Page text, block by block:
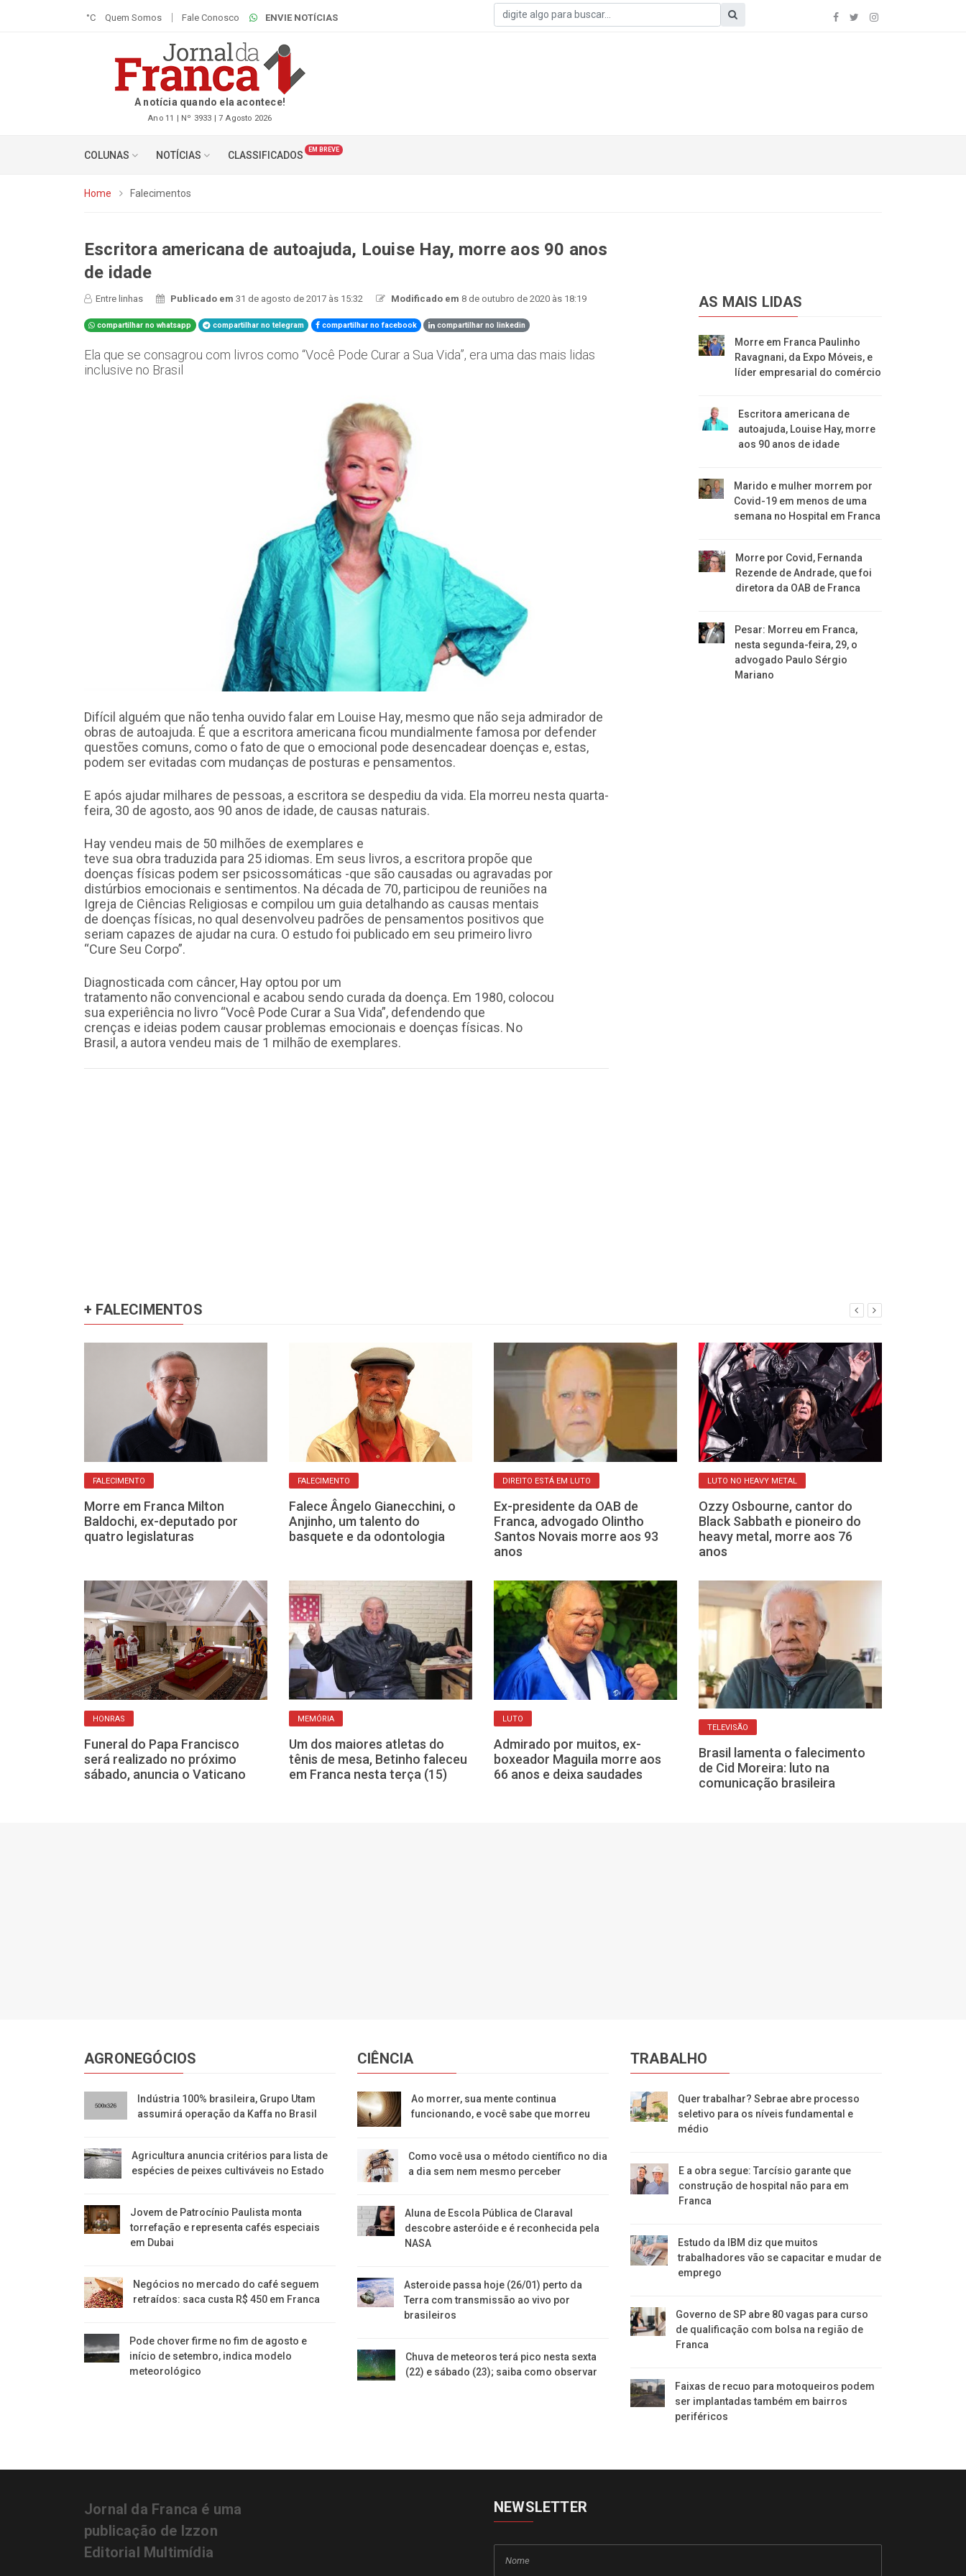
°C Quem Somos Fale Conosco ENVIE NOTÍCIAS
A notícia quando ela acontece!
Ano 11 | Nº 3933 | 7 Agosto 2026
COLUNAS NOTÍCIAS CLASSIFICADOS EM BREVE
Home Falecimentos
Escritora americana de autoajuda, Louise Hay, morre aos 90 anos
de idade
Entre linhas Publicado em31 de agosto de 2017 às 15:32 Modificado em 8 de outubro de 2020 às 18:19
compartilhar no whatsapp compartilhar no telegram compartilhar no facebook compartilhar no linkedin
Ela que se consagrou com livros como “Você Pode Curar a Sua Vida”, era uma das mais lidas
inclusive no Brasil
​Difícil alguém que não tenha ouvido falar em Louise Hay, mesmo que não seja admirador de
obras de autoajuda. É que a escritora americana ficou mundialmente famosa por defender
questões comuns, como o fato de que o emocional pode desencadear doenças e, estas,
podem ser evitadas com mudanças de posturas e pensamentos.
E após ajudar milhares de pessoas, a escritora se despediu da vida. Ela morreu nesta quarta-
feira, 30 de agosto, aos 90 anos de idade, de causas naturais.
Hay vendeu mais de 50 milhões de exemplares e
teve sua obra traduzida para 25 idiomas. Em seus livros, a escritora propõe que
doenças físicas podem ser psicossomáticas -que são causadas ou agravadas por
distúrbios emocionais e sentimentos. Na década de 70, participou de reuniões na
Igreja de Ciências Religiosas e compilou um guia detalhando as causas mentais
de doenças físicas, no qual desenvolveu padrões de pensamentos positivos que
seriam capazes de ajudar na cura. O estudo foi publicado em seu primeiro livro
“Cure Seu Corpo”.
Diagnosticada com câncer, Hay optou por um
tratamento não convencional e acabou sendo curada da doença. Em 1980, colocou
sua experiência no livro “Você Pode Curar a Sua Vida”, defendendo que
crenças e ideias podem causar problemas emocionais e doenças físicas. No
Brasil, a autora vendeu mais de 1 milhão de exemplares.
AS MAIS LIDAS
Morre em Franca Paulinho
Ravagnani, da Expo Móveis, e
líder empresarial do comércio
Escritora americana de
autoajuda, Louise Hay, morre
aos 90 anos de idade
Marido e mulher morrem por
Covid-19 em menos de uma
semana no Hospital em Franca
Morre por Covid, Fernanda
Rezende de Andrade, que foi
diretora da OAB de Franca
Pesar: Morreu em Franca,
nesta segunda-feira, 29, o
advogado Paulo Sérgio
Mariano
+ FALECIMENTOS
FALECIMENTO
Morre em Franca Milton
Baldochi, ex-deputado por
quatro legislaturas
FALECIMENTO
Falece Ângelo Gianecchini, o
Anjinho, um talento do
basquete e da odontologia
DIREITO ESTÁ EM LUTO
Ex-presidente da OAB de
Franca, advogado Olintho
Santos Novais morre aos 93
anos
LUTO NO HEAVY METAL
Ozzy Osbourne, cantor do
Black Sabbath e pioneiro do
heavy metal, morre aos 76
anos
HONRAS
Funeral do Papa Francisco
será realizado no próximo
sábado, anuncia o Vaticano
MEMÓRIA
Um dos maiores atletas do
tênis de mesa, Betinho faleceu
em Franca nesta terça (15)
LUTO
Admirado por muitos, ex-
boxeador Maguila morre aos
66 anos e deixa saudades
TELEVISÃO
Brasil lamenta o falecimento
de Cid Moreira: luto na
comunicação brasileira
AGRONEGÓCIOS
Indústria 100% brasileira, Grupo Utam
assumirá operação da Kaffa no Brasil
Agricultura anuncia critérios para lista de
espécies de peixes cultiváveis no Estado
Jovem de Patrocínio Paulista monta
torrefação e representa cafés especiais
em Dubai
Negócios no mercado do café seguem
retraídos: saca custa R$ 450 em Franca
Pode chover firme no fim de agosto e
início de setembro, indica modelo
meteorológico
CIÊNCIA
Ao morrer, sua mente continua
funcionando, e você sabe que morreu
Como você usa o método científico no dia
a dia sem nem mesmo perceber
Aluna de Escola Pública de Claraval
descobre asteróide e é reconhecida pela
NASA
Asteroide passa hoje (26/01) perto da
Terra com transmissão ao vivo por
brasileiros
Chuva de meteoros terá pico nesta sexta
(22) e sábado (23); saiba como observar
TRABALHO
Quer trabalhar? Sebrae abre processo
seletivo para os níveis fundamental e
médio
E a obra segue: Tarcísio garante que
construção de hospital não para em
Franca
Estudo da IBM diz que muitos
trabalhadores vão se capacitar e mudar de
emprego
Governo de SP abre 80 vagas para curso
de qualificação com bolsa na região de
Franca
Faixas de recuo para motoqueiros podem
ser implantadas também em bairros
periféricos
Jornal da Franca é uma
publicação de Izzon
Editorial Multimídia
NEWSLETTER